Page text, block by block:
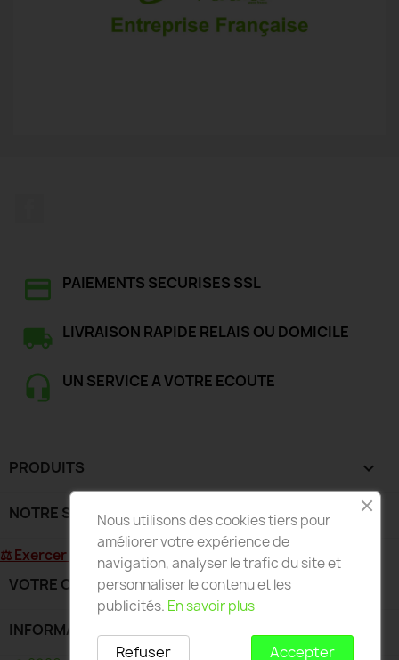
PAIEMENTS SECURISES SSL
LIVRAISON RAPIDE RELAIS OU DOMICILE
UN SERVICE A VOTRE ECOUTE
PRODUITS 
NOTRE SOCIÉTÉ 
⚖ Exercer mon droit de rétractation
VOTRE COMPTE
INFORMATIONS
Nous utilisons des cookies tiers pour
améliorer votre expérience de
navigation, analyser le trafic du site et
personnaliser le contenu et les
publicités. En savoir plus
Accepter
Refuser